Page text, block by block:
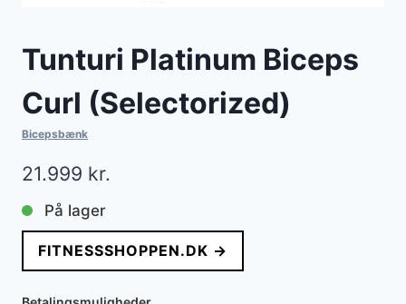
Tunturi Platinum Biceps
Curl (Selectorized)
Bicepsbænk
21.999 kr.
På lager
FITNESSSHOPPEN.DK →